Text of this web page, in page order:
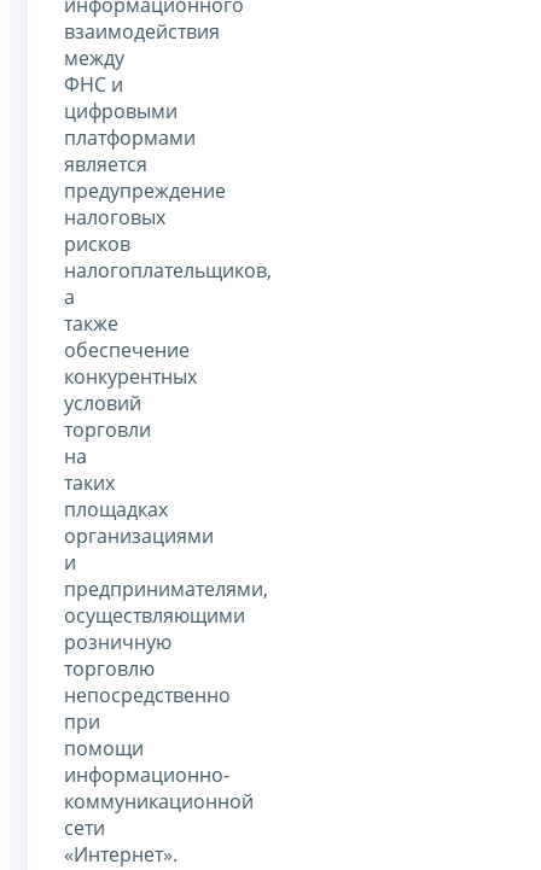
взаимодействия
между
ФНС и
цифровыми
платформами
является
предупреждение
налоговых
рисков
налогоплательщиков,
а
также
обеспечение
конкурентных
условий
торговли
на
таких
площадках
организациями
и
предпринимателями,
осуществляющими
розничную
торговлю
непосредственно
при
помощи
информационно-
коммуникационной
сети
«Интернет».